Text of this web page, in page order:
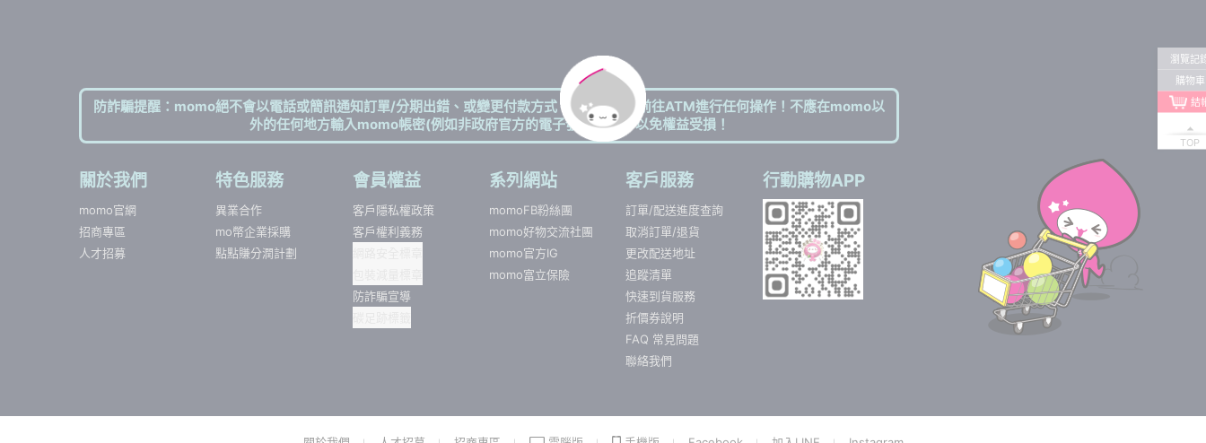
防詐騙提醒：momo絕不會以電話或簡訊通知訂單/分期出錯、或變更付款方式，更不會要您前往ATM進行任何操作！不應在momo以
外的任何地方輸入momo帳密(例如非政府官方的電子發票app)，以免權益受損！
關於我們
momo官網
招商專區
人才招募
特色服務
異業合作
mo幣企業採購
點點賺分潤計劃
會員權益
客戶隱私權政策
客戶權利義務
防詐騙宣導
系列網站
momoFB粉絲團
momo好物交流社團
momo官方IG
momo富立保險
客戶服務
訂單/配送進度查詢
取消訂單/退貨
更改配送地址
追蹤清單
快速到貨服務
折價券說明
FAQ 常見問題
聯絡我們
行動購物APP
瀏覽記
購物車
結
TOP